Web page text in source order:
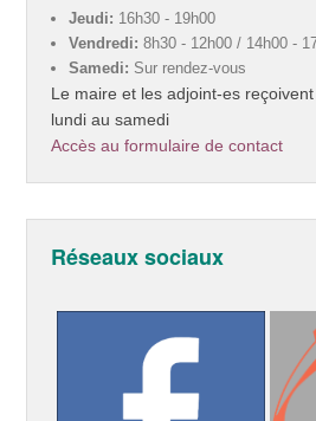
Jeudi: 16h30 - 19h00
Vendredi: 8h30 - 12h00 / 14h00 -
Samedi: Sur rendez-vous
Le maire et les adjoint-es
lundi au samedi
Accès au formulaire de contact
Réseaux sociaux